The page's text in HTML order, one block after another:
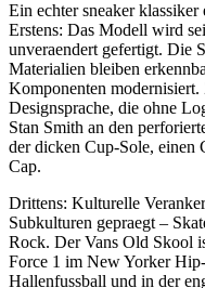
Ein echter sneaker
Erstens: Das Modell wird
unveraendert gefertigt. Die
Materialien bleiben
Komponenten
Designsprache, die ohne
Stan Smith an den
der dicken Cup-Sole, einen
Cap.
Drittens: Kulturelle
Subkulturen gepraegt –
Rock. Der Vans Old Skool
Force 1 im New Yorker
Hallenfussball und in der